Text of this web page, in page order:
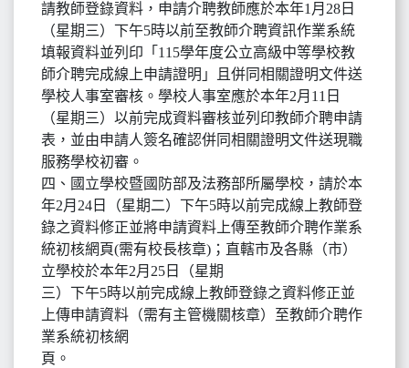
請教師登錄資料，申請介聘教師應於本年1月28日
（星期三）下午5時以前至教師介聘資訊作業系統
填報資料並列印「115學年度公立高級中等學校教
師介聘完成線上申請證明」且併同相關證明文件送
學校人事室審核。學校人事室應於本年2月11日
（星期三）以前完成資料審核並列印教師介聘申請
表，並由申請人簽名確認併同相關證明文件送現職
服務學校初審。
四、國立學校暨國防部及法務部所屬學校，請於本
年2月24日（星期二）下午5時以前完成線上教師登
錄之資料修正並將申請資料上傳至教師介聘作業系
統初核網頁(需有校長核章)；直轄市及各縣（市）
立學校於本年2月25日（星期
三）下午5時以前完成線上教師登錄之資料修正並
上傳申請資料（需有主管機關核章）至教師介聘作
業系統初核網
頁。